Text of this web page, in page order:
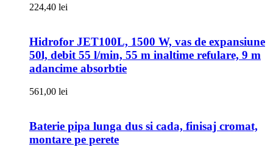
224,40 lei
Hidrofor JET100L, 1500 W, vas de expansiune
50l, debit 55 l/min, 55 m inaltime refulare, 9 m
adancime absorbtie
561,00 lei
Baterie pipa lunga dus si cada, finisaj cromat,
montare pe perete